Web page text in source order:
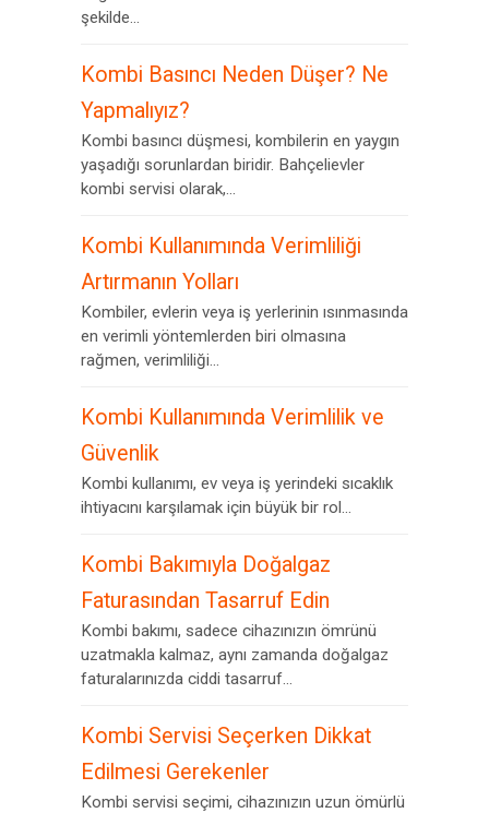
şekilde...
Kombi Basıncı Neden Düşer? Ne
Yapmalıyız?
Kombi basıncı düşmesi, kombilerin en yaygın
yaşadığı sorunlardan biridir. Bahçelievler
kombi servisi olarak,...
Kombi Kullanımında Verimliliği
Artırmanın Yolları
Kombiler, evlerin veya iş yerlerinin ısınmasında
en verimli yöntemlerden biri olmasına
rağmen, verimliliği...
Kombi Kullanımında Verimlilik ve
Güvenlik
Kombi kullanımı, ev veya iş yerindeki sıcaklık
ihtiyacını karşılamak için büyük bir rol...
Kombi Bakımıyla Doğalgaz
Faturasından Tasarruf Edin
Kombi bakımı, sadece cihazınızın ömrünü
uzatmakla kalmaz, aynı zamanda doğalgaz
faturalarınızda ciddi tasarruf...
Kombi Servisi Seçerken Dikkat
Edilmesi Gerekenler
Kombi servisi seçimi, cihazınızın uzun ömürlü